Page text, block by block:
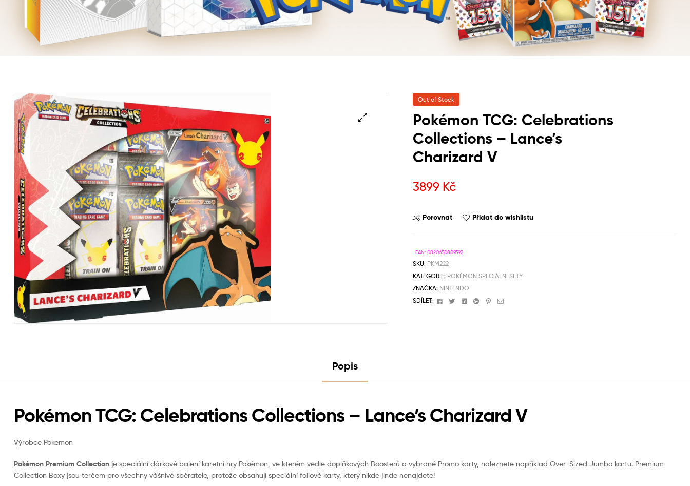
Out of Stock
Pokémon TCG: Celebrations
Collections – Lance’s
Charizard V
3899 Kč
Porovnat Přidat do wishlistu
EAN:0820650809392
SKU: PKM222
KATEGORIE: POKÉMON SPECIÁLNÍ SETY
ZNAČKA: NINTENDO
SDÍLET:
FacebookTwitterLinkedinGoogle+Pinterest
Email
Popis
Pokémon TCG: Celebrations Collections – Lance’s Charizard V
Výrobce Pokemon
Pokémon Premium Collection je speciální dárkové balení karetní hry Pokémon, ve kterém vedle doplňkových Boosterů a vybrané Promo karty, naleznete například Over-Sized Jumbo kartu. Premium
Collection Boxy jsou terčem pro všechny vášnivé sběratele, protože obsahují speciální foilové karty, který nikde jinde nenajdete!